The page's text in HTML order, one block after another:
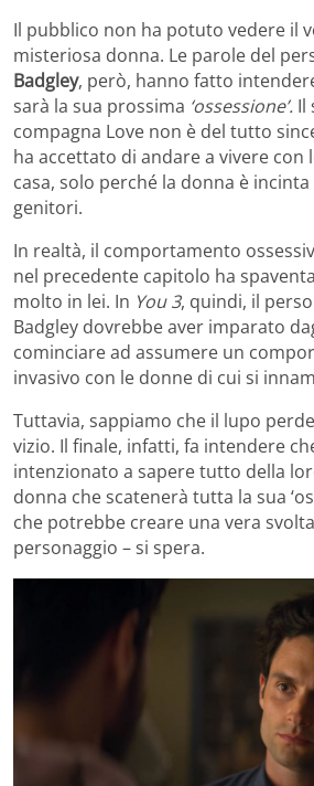
Il pubblico non ha potuto vedere il
misteriosa donna. Le parole del
Badgley, però, hanno fatto
sarà la sua prossima ‘ossessione’. Il
compagna Love non è del tutto
ha accettato di andare a vivere con
casa, solo perché la donna è
genitori.
In realtà, il comportamento
nel precedente capitolo ha
molto in lei. In You 3, quindi, il
Badgley dovrebbe aver imparato
cominciare ad assumere un
invasivo con le donne di cui si
Tuttavia, sappiamo che il lupo
vizio. Il finale, infatti, fa intendere
intenzionato a sapere tutto della
donna che scatenerà tutta la sua
che potrebbe creare una vera
personaggio – si spera.